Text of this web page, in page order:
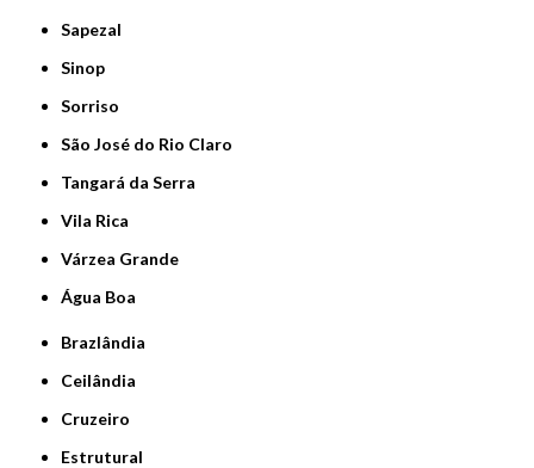
Sapezal
Sinop
Sorriso
São José do Rio Claro
Tangará da Serra
Vila Rica
Várzea Grande
Água Boa
Brazlândia
Ceilândia
Cruzeiro
Estrutural